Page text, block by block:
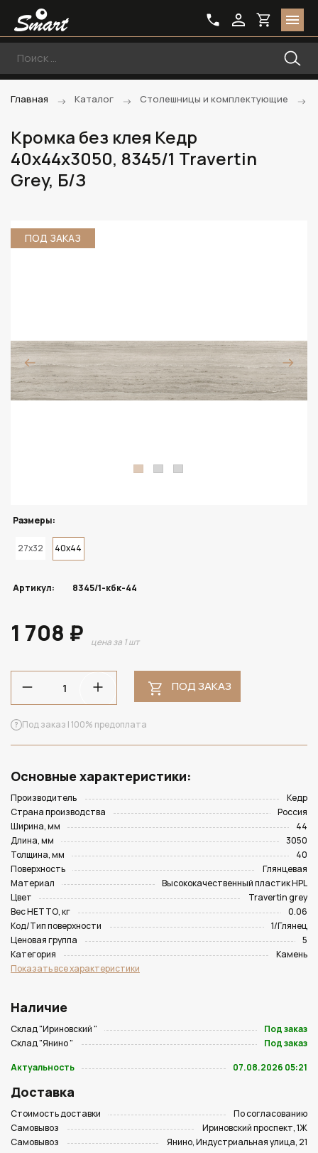
Главная Каталог Столешницы и комплектующие
Кромка без клея Кедр
40х44х3050, 8345/1 Travertin
Grey, Б/З
ПОД ЗАКАЗ
Размеры:
27x32 40x44
Артикул: 8345/1-кбк-44
1 708 ₽ цена за 1 шт
ПОД ЗАКАЗ
Под заказ | 100% предоплата
Основные характеристики:
Производитель
Кедр
Страна производства
Россия
Ширина, мм
44
Длина, мм
3050
Толщина, мм
40
Поверхность
Глянцевая
Материал
Высококачественный пластик HPL
Цвет
Travertin grey
Вес НЕТТО, кг
0.06
Код/Тип поверхности
1/Глянец
Ценовая группа
5
Категория
Камень
Показать все характеристики
Наличие
Склад "Ириновский "
Под заказ
Склад "Янино "
Под заказ
Актуальность
07.08.2026 05:21
Доставка
Стоимость доставки
По согласованию
Самовывоз
Ириновский проспект, 1Ж
Самовывоз
Янино, Индустриальная улица, 21